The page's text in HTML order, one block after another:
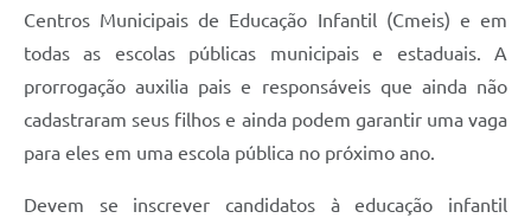
Centros Municipais de Educação Infantil (Cmeis) e em
todas as escolas públicas municipais e estaduais. A
prorrogação auxilia pais e responsáveis que ainda não
cadastraram seus filhos e ainda podem garantir uma vaga
para eles em uma escola pública no próximo ano.
Devem se inscrever candidatos à educação infantil